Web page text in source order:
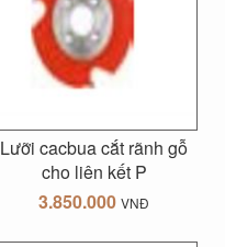
Lưỡi cacbua cắt rãnh gỗ
cho liên kết P
3.850.000 VNĐ